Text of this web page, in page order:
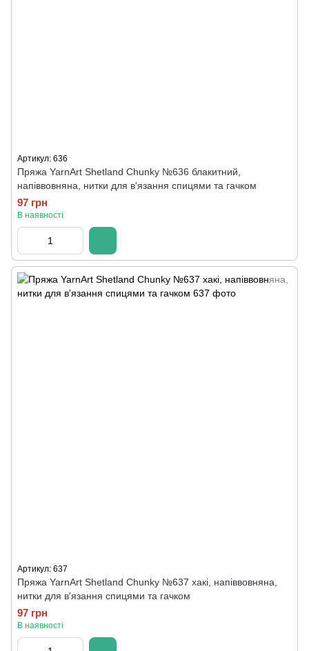
Артикул: 636
Пряжа YarnArt Shetland Chunky №636 блакитний,
напіввовняна, нитки для в'язання спицями та гачком
97 грн
В наявності
Артикул: 637
Пряжа YarnArt Shetland Chunky №637 хакі, напіввовняна,
нитки для в'язання спицями та гачком
97 грн
В наявності